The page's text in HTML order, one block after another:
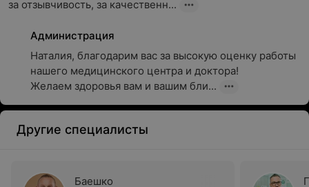
за отзывчивость, за качественн...
Администрация
Наталия, благодарим вас за высокую оценку работы
нашего медицинского центра и доктора!
Желаем здоровья вам и вашим бли...
Другие специалисты
Баешко